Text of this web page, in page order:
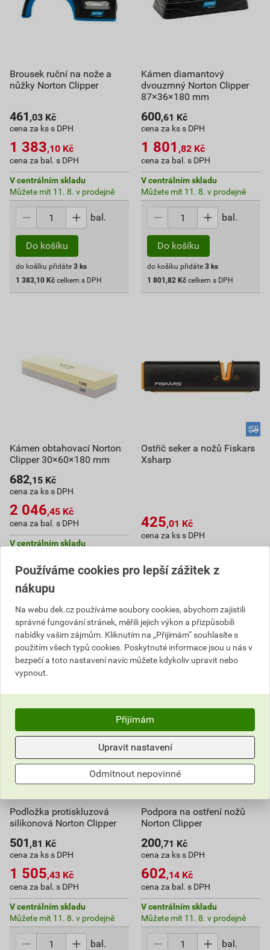
Brousek ruční na nože a
nůžky Norton Clipper
461 ,03 Kč
cena za ks s DPH
1 383,10 Kč
cena za bal. s DPH
V centrálním skladu
Můžete mít 11. 8. v prodejně
bal.
Do košíku
do košíku přidáte 3 ks
1 383,10 Kč celkem s DPH
Kámen diamantový
dvouzrnný Norton Clipper
87×36×180 mm
600,61 Kč
cena za ks s DPH
1 801 ,82 Kč
cena za bal. s DPH
V centrálním skladu
Můžete mít 11. 8. v prodejně
bal.
Do košíku
do košíku přidáte 3 ks
1 801,82 Kč celkem s DPH
Kámen obtahovací Norton
Clipper 30×60×180 mm
682,15 Kč
cena za ks s DPH
2 046,45 Kč
cena za bal. s DPH
V centrálním skladu
Do košíku
do košíku přidáte
2 046,45
Kč celkem s DPH
Ostřič seker a nožů Fiskars
Xsharp
425,01 Kč
cena za ks s DPH
Můžete mít 11. 8. v prodejně
Do košíku
425,01 Kč celkem s DPH
Podložka protiskluzová
silikonová Norton Clipper
501 ,81 Kč
cena za ks s DPH
1 505,43 Kč
cena za bal. s DPH
V centrálním skladu
Můžete mít 11. 8. v prodejně
bal.
Podpora na ostření nožů
Norton Clipper
200,71 Kč
cena za ks s DPH
602,14 Kč
cena za bal. s DPH
V centrálním skladu
Můžete mít 11. 8. v prodejně
bal.
Používáme cookies pro lepší zážitek z
nákupu
Na webu dek.cz používáme soubory cookies, abychom zajistili
správné fungování stránek, měřili jejich výkon a přizpůsobili
nabídky vašim zájmům. Kliknutím na „Přijímám“ souhlasíte s
použitím všech typů cookies. Poskytnuté informace jsou u nás v
bezpečí a toto nastavení navíc můžete kdykoliv upravit nebo
vypnout.
Přijímám
Upravit nastavení
Odmítnout nepovinné